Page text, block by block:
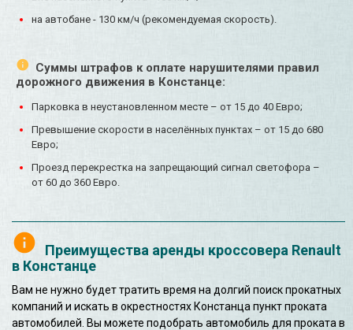
на автобане - 130 км/ч (рекомендуемая скорость).
Суммы штрафов к оплате нарушителями правил
дорожного движения в Констанце:
Парковка в неустановленном месте – от 15 до 40 Евро;
Превышение скорости в населённых пунктах – от 15 до 680
Евро;
Проезд перекрестка на запрещающий сигнал светофора –
от 60 до 360 Евро.
Преимущества аренды кроссовера Renault
в Констанце
Вам не нужно будет тратить время на долгий поиск прокатных
компаний и искать в окрестностях Констанца пункт проката
автомобилей. Вы можете подобрать автомобиль для проката в